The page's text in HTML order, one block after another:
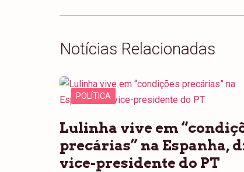
Notícias Relacionadas
POLÍTICA
Lulinha vive em
precárias” na Espanha,
vice-presidente do PT